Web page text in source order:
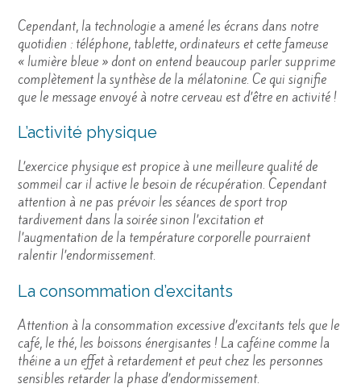
Cependant, la technologie a amené les écrans dans notre
quotidien : téléphone, tablette, ordinateurs et cette fameuse
« lumière bleue » dont on entend beaucoup parler supprime
complètement la synthèse de la mélatonine. Ce qui signifie
que le message envoyé à notre cerveau est d’être en activité !
L’activité physique
L’exercice physique est propice à une meilleure qualité de
sommeil car il active le besoin de récupération. Cependant
attention à ne pas prévoir les séances de sport trop
tardivement dans la soirée sinon l’excitation et
l’augmentation de la température corporelle pourraient
ralentir l’endormissement.
La consommation d’excitants
Attention à la consommation excessive d’excitants tels que le
café, le thé, les boissons énergisantes ! La caféine comme la
théine a un effet à retardement et peut chez les personnes
sensibles retarder la phase d’endormissement.